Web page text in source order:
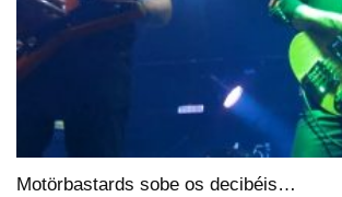
Motörbastards sobe os decibéis…